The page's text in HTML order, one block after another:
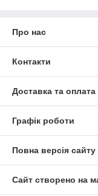
Про нас
Контакти
Доставка та оплата
Графік роботи
Повна версія сайту
Сайт створено на